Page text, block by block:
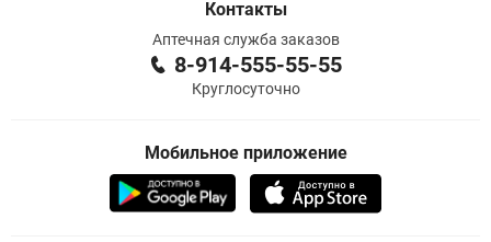
Контакты
Аптечная служба заказов
8-914-555-55-55
Круглосуточно
Мобильное приложение